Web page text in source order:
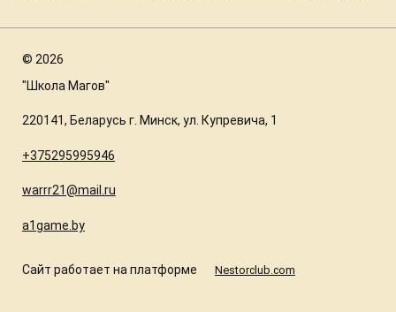
© 2026
"Школа Магов"
220141, Беларусь г. Минск, ул. Купревича, 1
+375295995946
warrr21@mail.ru
a1game.by
Сайт работает на платформе Nestorclub.com